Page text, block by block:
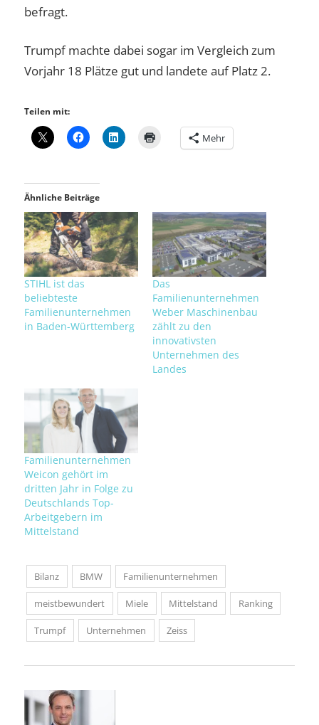
befragt.
Trumpf machte dabei sogar im Vergleich zum
Vorjahr 18 Plätze gut und landete auf Platz 2.
Teilen mit:
Mehr
Ähnliche Beiträge
STIHL ist das
beliebteste
Familienunternehmen
in Baden-Württemberg
Das
Familienunternehmen
Weber Maschinenbau
zählt zu den
innovativsten
Unternehmen des
Landes
Familienunternehmen
Weicon gehört im
dritten Jahr in Folge zu
Deutschlands Top-
Arbeitgebern im
Mittelstand
Bilanz BMW Familienunternehmen
meistbewundert Miele Mittelstand Ranking
Trumpf Unternehmen Zeiss